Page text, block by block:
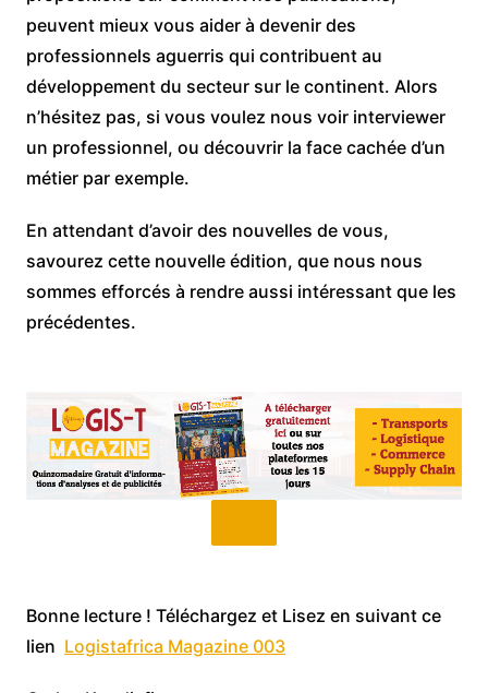
peuvent mieux vous aider à devenir des
professionnels aguerris qui contribuent au
développement du secteur sur le continent. Alors
n’hésitez pas, si vous voulez nous voir interviewer
un professionnel, ou découvrir la face cachée d’un
métier par exemple.
En attendant d’avoir des nouvelles de vous,
savourez cette nouvelle édition, que nous nous
sommes efforcés à rendre aussi intéressant que les
précédentes.
Bonne lecture ! Téléchargez et Lisez en suivant ce
lien Logistafrica Magazine 003